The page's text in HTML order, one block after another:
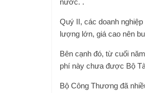
nước. .
Quý II, các doanh
lượng lớn, giá cao nên
Bên cạnh đó, từ cuối
phí này chưa được Bộ
Bộ Công Thương đã